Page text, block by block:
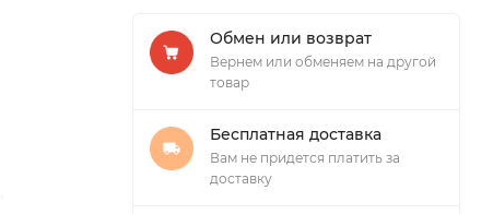
Обмен или возврат
Вернем или обменяем на другой
товар
Бесплатная доставка
Вам не придется платить за
доставку